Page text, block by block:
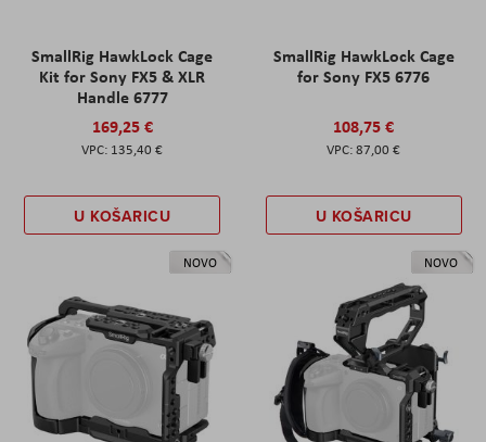
SmallRig HawkLock Cage
Kit for Sony FX5 & XLR
Handle 6777
169,25 €
135,40 €
U KOŠARICU
SmallRig HawkLock Cage
for Sony FX5 6776
108,75 €
87,00 €
U KOŠARICU
NOVO NOVO